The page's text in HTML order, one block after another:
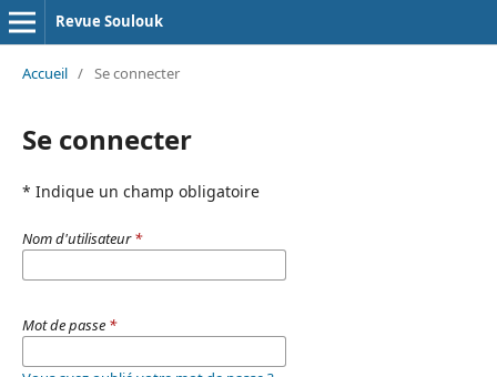
Revue Soulouk
Accueil / Se connecter
Se connecter
* Indique un champ obligatoire
Nom d'utilisateur*
Mot de passe *